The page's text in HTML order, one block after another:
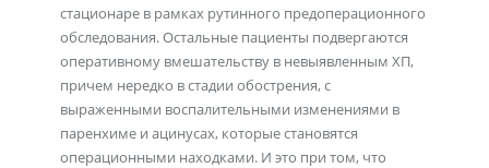
стационаре в рамках рутинного предоперационного
обследования. Остальные пациенты подвергаются
оперативному вмешательству в невыявленным ХП,
причем нередко в стадии обострения, с
выраженными воспалительными изменениями в
паренхиме и ацинусах, которые становятся
операционными находками. И это при том, что